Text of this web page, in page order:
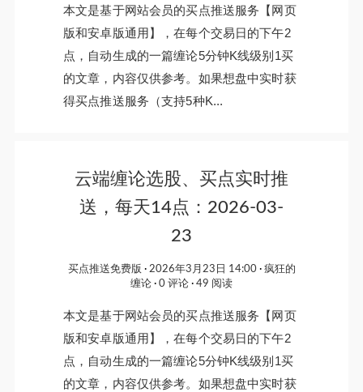
本文是基于网站会员的买点推送服务【网页
版和安卓版通用】，在每个交易日的下午2
点，自动生成的一篇缠论5分钟K线级别1买
的文章，内容仅供参考。如果想盘中实时获
得买点推送服务（支持5种K...
云端缠论选股、买点实时推
送，每天14点：2026-03-
23
买点推送免费版 2026年3月23日 14:00
疯狂的
缠论
0 评论 49 阅读
本文是基于网站会员的买点推送服务【网页
版和安卓版通用】，在每个交易日的下午2
点，自动生成的一篇缠论5分钟K线级别1买
的文章，内容仅供参考。如果想盘中实时获